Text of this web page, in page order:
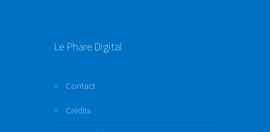
Le Phare Digital
Contact
Crédits